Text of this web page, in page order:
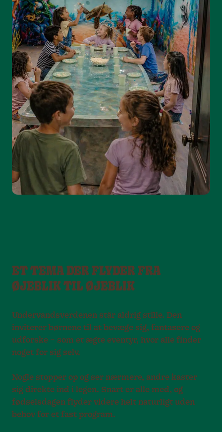
ET TEMA DER FLYDER FRA
ØJEBLIK TIL ØJEBLIK
Undervandsverdenen står aldrig stille. Den
inviterer børnene til at bevæge sig, fantasere og
udforske – som et ægte eventyr, hvor alle finder
noget for sig selv.
Nogle stopper op og ser nærmere, andre kaster
sig direkte ind i legen. Snart er alle med, og
fødselsdagen flyder videre helt naturligt uden
behov for et fast program.